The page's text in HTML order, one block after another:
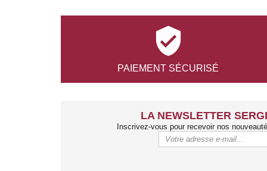

PAIEMENT SÉCURISÉ
LA NEWSLETTER
Inscrivez-vous pour recevoir nos